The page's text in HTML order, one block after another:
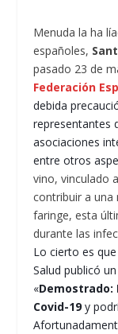
Menuda la ha
españoles,
pasado 23 de
Federación
debida
representantes
asociaciones
entre otros
vino, vinculado
contribuir a una
faringe, esta
durante las
Lo cierto es que
Salud publicó
«Demostrado:
Covid-19 y